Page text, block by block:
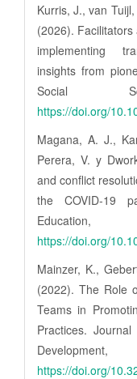
Kurris, J., van
(2026).
implementing
insights from
Social
https://doi.org/
Magana, A. J.,
Perera, V. y
and conflict
the COVID‐19
https://doi.org/
Mainzer, K.,
(2022). The Role
Teams in
Practices.
https://doi.org/